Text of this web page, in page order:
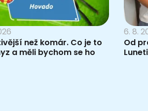
než komár. Co je to
a měli bychom se ho
6. 8.
Od